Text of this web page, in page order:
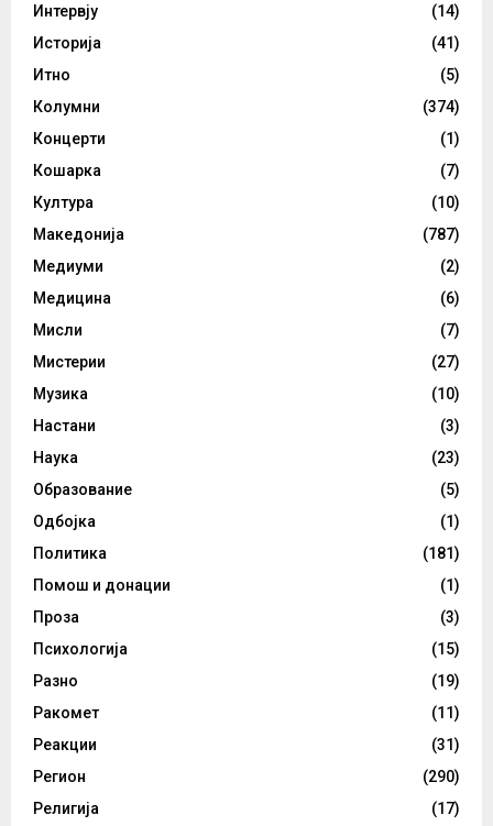
Интервју
(14)
Историја
(41)
Итно
(5)
Колумни
(374)
Концерти
(1)
Кошарка
(7)
Култура
(10)
Македонија
(787)
Медиуми
(2)
Медицина
(6)
Мисли
(7)
Мистерии
(27)
Музика
(10)
Настани
(3)
Наука
(23)
Образование
(5)
Одбојка
(1)
Политика
(181)
Помош и донации
(1)
Проза
(3)
Психологија
(15)
Разно
(19)
Ракомет
(11)
Реакции
(31)
Регион
(290)
Религија
(17)